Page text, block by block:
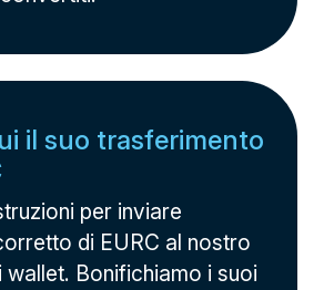
il suo trasferimento
per inviare
di EURC al nostro
wallet. Bonifichiamo i suoi